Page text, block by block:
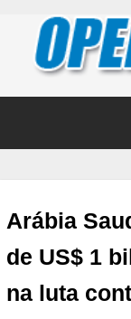
Arábia
de US$ 1
na luta